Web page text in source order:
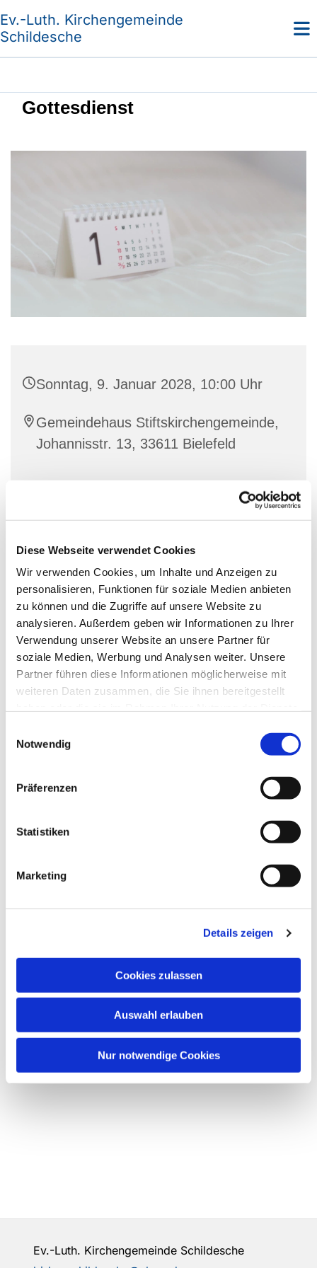
Diese Webseite verwendet Cookies
Wir verwenden Cookies, um Inhalte und Anzeigen zu
personalisieren, Funktionen für soziale Medien anbieten
zu können und die Zugriffe auf unsere Website zu
analysieren. Außerdem geben wir Informationen zu Ihrer
Verwendung unserer Website an unsere Partner für
soziale Medien, Werbung und Analysen weiter. Unsere
Partner führen diese Informationen möglicherweise mit
weiteren Daten zusammen, die Sie ihnen bereitgestellt
Notwendig
Präferenzen
Statistiken
Marketing
Details zeigen
Cookies zulassen
Auswahl erlauben
Nur notwendige Cookies
Ev.-Luth. Kirchengemeinde
Schildesche
Gottesdienst
Sonntag, 9. Januar 2028, 10:00 Uhr
Gemeindehaus Stiftskirchengemeinde,
Johannisstr. 13, 33611 Bielefeld
Ev.-Luth. Kirchengemeinde Schildesche